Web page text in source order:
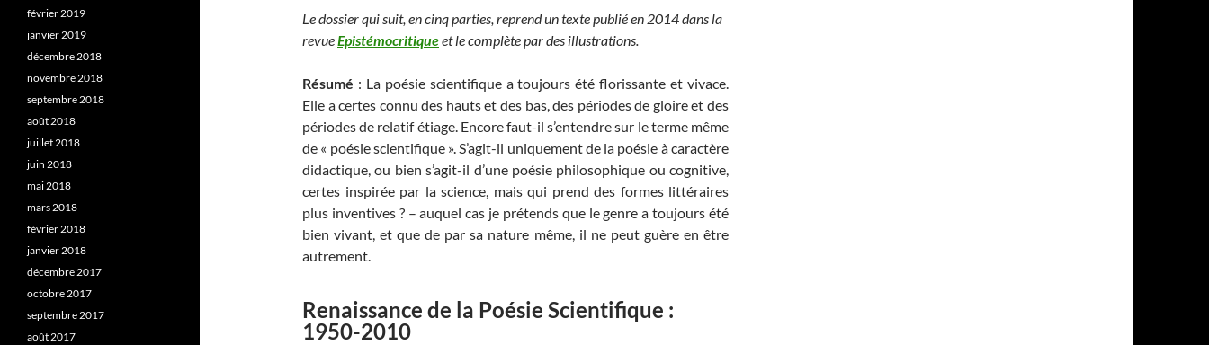
Le dossier qui suit, en cinq parties, reprend un texte publié en 2014 dans la
revueEpistémocritiqueet le complète par des illustrations.
Résumé : La poésie scientifique a toujours été florissante et vivace.
Elle a certes connu des hauts et des bas, des périodes de gloire et des
périodes de relatif étiage. Encore faut-il s’entendre sur le terme même
de « poésie scientifique ». S’agit-il uniquement de la poésie à caractère
didactique, ou bien s’agit-il d’une poésie philosophique ou cognitive,
certes inspirée par la science, mais qui prend des formes littéraires
plus inventives ? – auquel cas je prétends que le genre a toujours été
bien vivant, et que de par sa nature même, il ne peut guère en être
autrement.
Renaissance de la Poésie Scientifique :
1950-2010
février 2019
janvier 2019
décembre 2018
novembre 2018
septembre 2018
août 2018
juillet 2018
juin 2018
mai 2018
mars 2018
février 2018
janvier 2018
décembre 2017
octobre 2017
septembre 2017
août 2017